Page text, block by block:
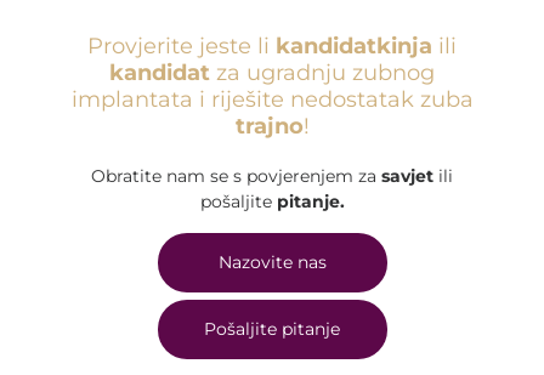
Provjerite jeste li kandidatkinja ili
kandidat za ugradnju zubnog
implantata i riješite nedostatak zuba
trajno!
Obratite nam se s povjerenjem za savjet ili
pošaljite pitanje.
Nazovite nas
Pošaljite pitanje